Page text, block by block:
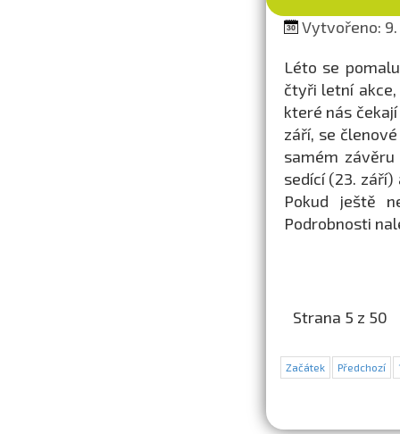
Vytvořeno: 9.
Léto se
čtyři letní
které nás
září, se
samém
sedící (23.
Pokud ještě
Podrobnosti
Strana 5 z 50
Začátek Předchozí